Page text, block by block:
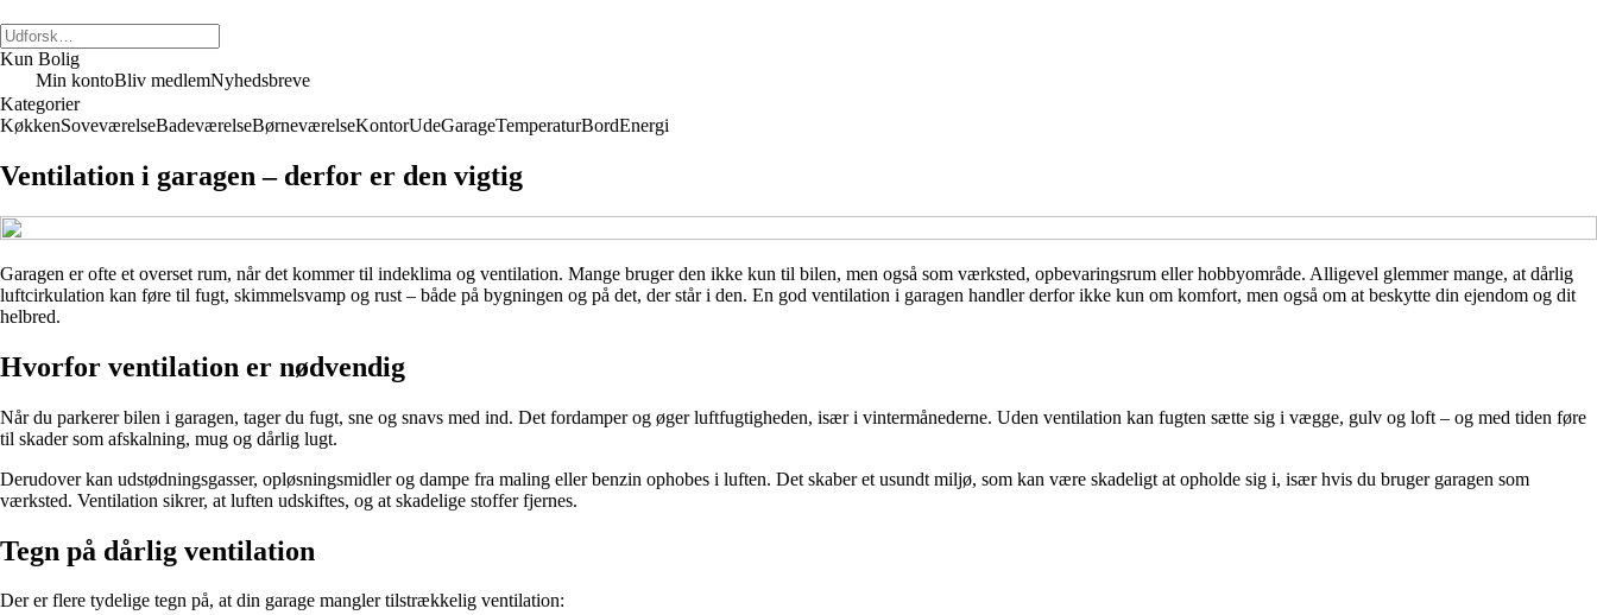
Kun Bolig
Min kontoBliv medlemNyhedsbreve
Kategorier
KøkkenSoveværelseBadeværelseBørneværelseKontorUdeGarageTemperaturBordEnergi
Ventilation i garagen – derfor er den vigtig
Garagen er ofte et overset rum, når det kommer til indeklima og ventilation. Mange bruger den ikke kun til bilen, men også som værksted, opbevaringsrum eller hobbyområde. Alligevel glemmer mange, at dårlig
luftcirkulation kan føre til fugt, skimmelsvamp og rust – både på bygningen og på det, der står i den. En god ventilation i garagen handler derfor ikke kun om komfort, men også om at beskytte din ejendom og dit
helbred.
Hvorfor ventilation er nødvendig
Når du parkerer bilen i garagen, tager du fugt, sne og snavs med ind. Det fordamper og øger luftfugtigheden, især i vintermånederne. Uden ventilation kan fugten sætte sig i vægge, gulv og loft – og med tiden føre
til skader som afskalning, mug og dårlig lugt.
Derudover kan udstødningsgasser, opløsningsmidler og dampe fra maling eller benzin ophobes i luften. Det skaber et usundt miljø, som kan være skadeligt at opholde sig i, især hvis du bruger garagen som
værksted. Ventilation sikrer, at luften udskiftes, og at skadelige stoffer fjernes.
Tegn på dårlig ventilation
Der er flere tydelige tegn på, at din garage mangler tilstrækkelig ventilation: